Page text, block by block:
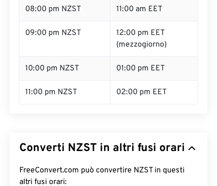
08:00 pm NZST 11:00 am EET
09:00 pm NZST
12:00 pm EET
(mezzogiorno)
10:00 pm NZST 01:00 pm EET
11:00 pm NZST 02:00 pm EET
Converti NZST in altri fusi orari
FreeConvert.com può convertire NZST in questi
altri fusi orari: